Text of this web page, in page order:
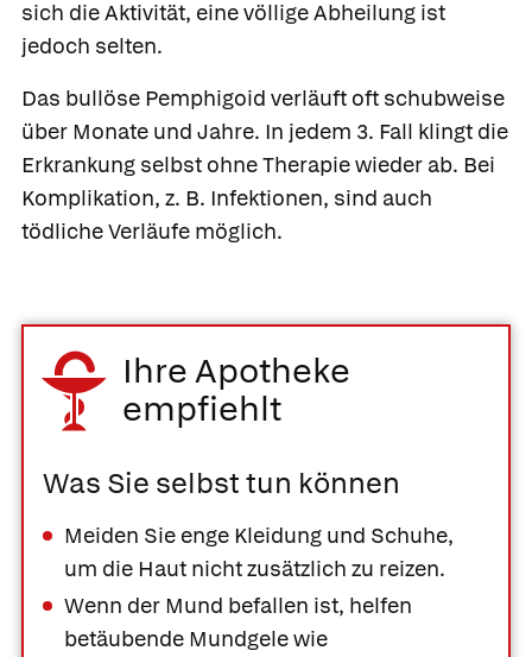
sich die Aktivität, eine völlige Abheilung ist
jedoch selten.
Das bullöse Pemphigoid verläuft oft schubweise
über Monate und Jahre. In jedem 3. Fall klingt die
Erkrankung selbst ohne Therapie wieder ab. Bei
Komplikation, z. B. Infektionen, sind auch
tödliche Verläufe möglich.
Ihre Apotheke
empfiehlt
Was Sie selbst tun können
Meiden Sie enge Kleidung und Schuhe,
um die Haut nicht zusätzlich zu reizen.
Wenn der Mund befallen ist, helfen
betäubende Mundgele wie